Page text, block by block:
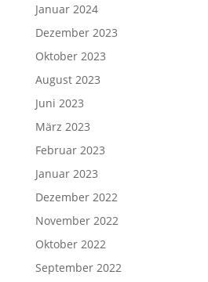
Januar 2024
Dezember 2023
Oktober 2023
August 2023
Juni 2023
März 2023
Februar 2023
Januar 2023
Dezember 2022
November 2022
Oktober 2022
September 2022